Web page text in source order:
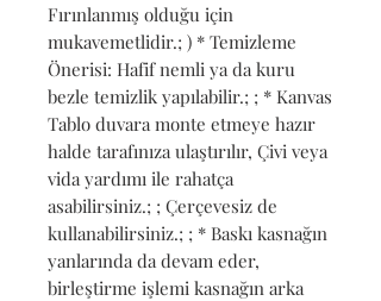
Fırınlanmış olduğu için
mukavemetlidir.; ) * Temizleme
Önerisi: Hafif nemli ya da kuru
bezle temizlik yapılabilir.; ; * Kanvas
Tablo duvara monte etmeye hazır
halde tarafınıza ulaştırılır, Çivi veya
vida yardımı ile rahatça
asabilirsiniz.; ; Çerçevesiz de
kullanabilirsiniz.; ; * Baskı kasnağın
yanlarında da devam eder,
birleştirme işlemi kasnağın arka